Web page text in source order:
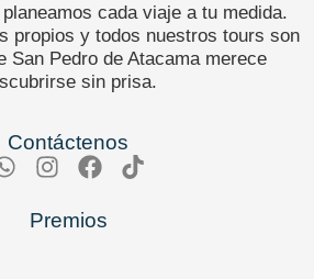
cada viaje a tu medida.
propios y todos nuestros tours son
San Pedro de Atacama merece
sin prisa.
Contáctenos
Premios